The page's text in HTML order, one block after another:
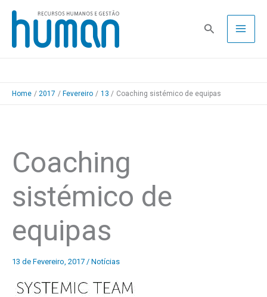
Skip
content
Pesquisa
Home 2017 Fevereiro 13 Coaching sistémico de equipas
Coaching
sistémico de
equipas
13 de Fevereiro, 2017 / Notícias